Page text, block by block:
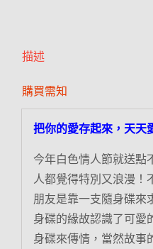
描述
購買需知
把你的愛存起來，天天
今年白色情人節就送點
人都覺得特別又浪漫！
朋友是靠一支隨身碟來
身碟的緣故認識了可愛
身碟來傳情，當然故事